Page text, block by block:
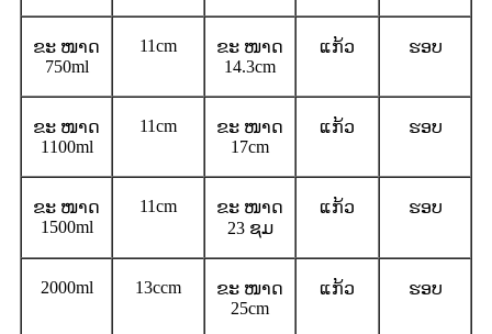
ຂະ ໜາດ
750ml
11cm
ຂະ ໜາດ
14.3cm
ແກ້ວ ຮອບ
ຂະ ໜາດ
1100ml
11cm
ຂະ ໜາດ
17cm
ແກ້ວ ຮອບ
ຂະ ໜາດ
1500ml
11cm
ຂະ ໜາດ
23 ຊມ
ແກ້ວ ຮອບ
2000ml 13ccm
ຂະ ໜາດ
25cm
ແກ້ວ ຮອບ